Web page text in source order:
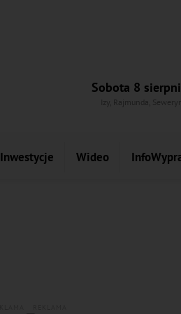
Sobota 8
Izy, Rajmunda,
Inwestycje Wideo